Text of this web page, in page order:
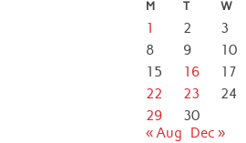
M T W
1 2 3
8
9 10
15
16 17
22
23 24
29
30
« Aug
Dec »